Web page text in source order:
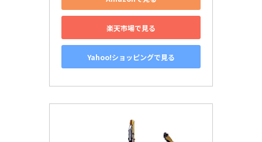
楽天市場で見る
Yahoo!ショッピングで見る